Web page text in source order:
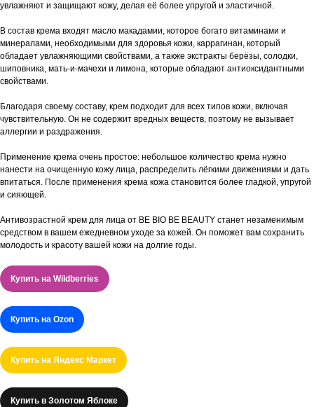
увлажняют и защищают кожу, делая её более упругой и эластичной.
В состав крема входят масло макадамии, которое богато витаминами и
минералами, необходимыми для здоровья кожи, каррагинан, который
обладает увлажняющими свойствами, а также экстракты берёзы, солодки,
шиповника, мать-и-мачехи и лимона, которые обладают антиоксидантными
свойствами.
Благодаря своему составу, крем подходит для всех типов кожи, включая
чувствительную. Он не содержит вредных веществ, поэтому не вызывает
аллергии и раздражения.
Применение крема очень простое: небольшое количество крема нужно
нанести на очищенную кожу лица, распределить лёгкими движениями и дать
впитаться. После применения крема кожа становится более гладкой, упругой
и сияющей.
Антивозрастной крем для лица от BE BIO BE BEAUTY станет незаменимым
средством в вашем ежедневном уходе за кожей. Он поможет вам сохранить
молодость и красоту вашей кожи на долгие годы.
Купить на Wildberries
Купить на Ozon
Купить на Яндекс Маркет
Купить в Золотом Яблоке